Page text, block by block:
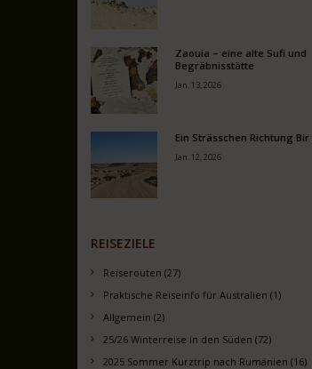
Zaouia – eine alte Sufi und
Begräbnisstätte
Jan. 13, 2026
Ein Strässchen Richtung
Jan. 12, 2026
REISEZIELE
Reiserouten (27)
Praktische Reiseinfo für Australien (1)
Allgemein (2)
25/26 Winterreise in den Süden (72)
2025 Sommer Kurztrip nach Rumänien (16)